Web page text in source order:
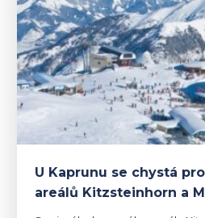
U Kaprunu se chystá
areálů Kitzsteinhorn a